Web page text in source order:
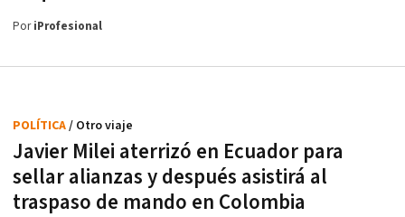
PoriProfesional
Javier Milei aterrizó en Ecuador para
sellar alianzas y después asistirá al
traspaso de mando en Colombia
POLÍTICA/ Otro viaje